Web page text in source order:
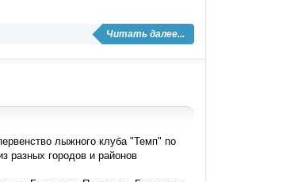
Читать далее...
лыжного клуба"Темп" по
разных городов и районов